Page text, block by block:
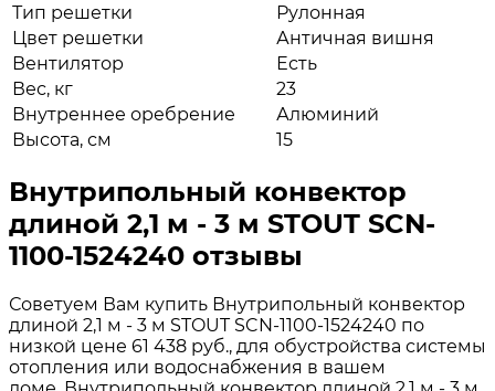
Тип решетки
Рулонная
Цвет решетки
Античная вишня
Вентилятор
Есть
Вес, кг
23
Внутреннее оребрение
Алюминий
Высота, см
15
Внутрипольный конвектор
длиной 2,1 м - 3 м STOUT SCN-
1100-1524240 отзывы
Советуем Вам купить Внутрипольный конвектор
длиной 2,1 м - 3 м STOUT SCN-1100-1524240 по
низкой цене 61 438 руб., для обустройства системы
отопления или водоснабжения в вашем